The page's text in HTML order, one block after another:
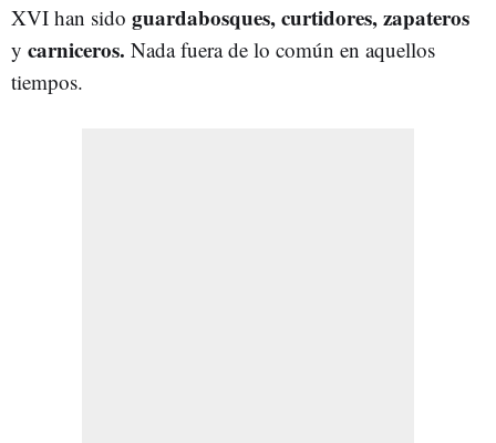
XVI han sido guardabosques, curtidores, zapateros
y carniceros. Nada fuera de lo común en aquellos
tiempos.